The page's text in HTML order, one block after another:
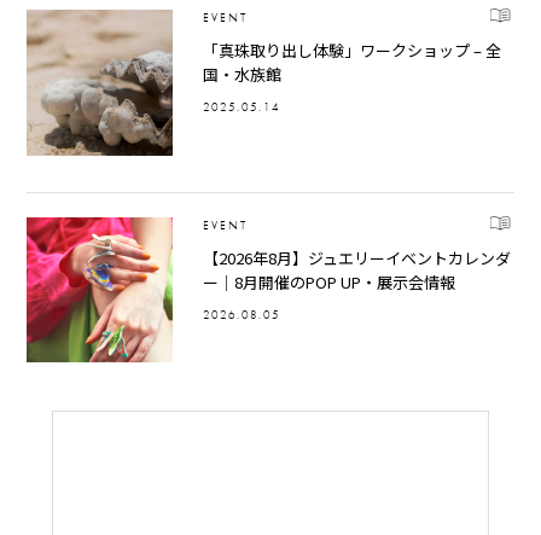
EVENT
「真珠取り出し体験」ワークショップ – 全
国・水族館
2025.05.14
EVENT
【2026年8月】ジュエリーイベントカレンダ
ー｜8月開催のPOP UP・展示会情報
2026.08.05